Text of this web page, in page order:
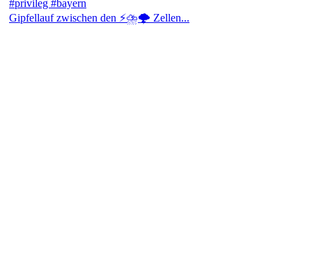
Gipfellauf zwischen den ⚡⛈️🌩️ Zellen...